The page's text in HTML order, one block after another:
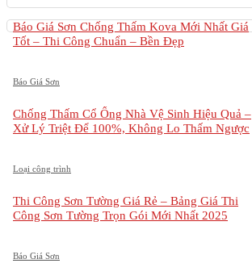
Báo Giá Sơn Chống Thấm Kova Mới Nhất Giá
Tốt – Thi Công Chuẩn – Bền Đẹp
Báo Giá Sơn
Chống Thấm Cổ Ống Nhà Vệ Sinh Hiệu Quả –
Xử Lý Triệt Để 100%, Không Lo Thấm Ngược
Loại công trình
Thi Công Sơn Tường Giá Rẻ – Bảng Giá Thi
Công Sơn Tường Trọn Gói Mới Nhất 2025
Báo Giá Sơn